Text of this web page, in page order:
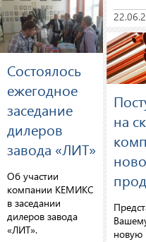
Состоялось
ежегодное
заседание
дилеров
завода «ЛИТ»
Об участии
компании КЕМИКС
в заседании
дилеров завода
«ЛИТ».
на
новую